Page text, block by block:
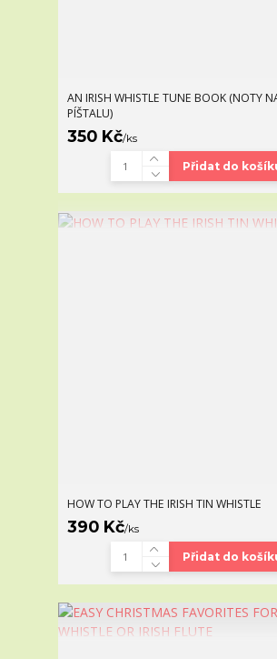
AN IRISH WHISTLE TUNE BOOK (NOTY
PÍŠTALU)
350 Kč/ks
Přidat do
HOW TO PLAY THE IRISH TIN WHISTLE
390 Kč/ks
Přidat do